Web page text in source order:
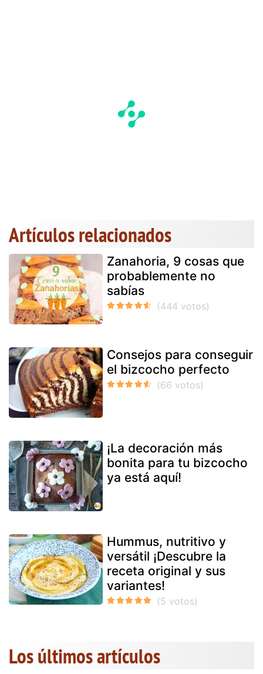
Artículos relacionados
Zanahoria, 9 cosas que
probablemente no
sabías
Consejos para conseguir
el bizcocho perfecto
¡La decoración más
bonita para tu bizcocho
ya está aquí!
Hummus, nutritivo y
versátil ¡Descubre la
receta original y sus
variantes!
Los últimos artículos